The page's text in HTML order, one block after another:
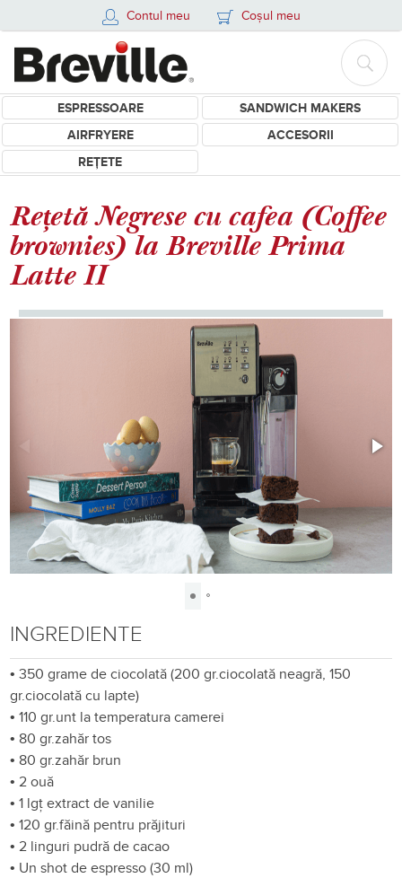
Contul meu Coșul meu
ESPRESSOARE
SANDWICH MAKERS
AIRFRYERE
ACCESORII
REȚETE
Rețetă Negrese cu cafea (Coffee
brownies) la Breville Prima
Latte II
INGREDIENTE
•350 grame de ciocolată (200 gr.ciocolată neagră, 150
gr.ciocolată cu lapte)
•110 gr.unt la temperatura camerei
• 80 gr.zahăr tos
• 80 gr.zahăr brun
• 2 ouă
•1 lgț extract de vanilie
•120 gr.făină pentru prăjituri
• 2 linguri pudră de cacao
• Un shot de espresso (30 ml)